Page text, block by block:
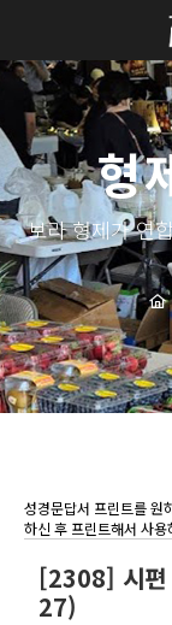
형
보라 형제가 연
성경문답서 프린트를 원
하신 후 프린트해서 사
[2308] 시
27)